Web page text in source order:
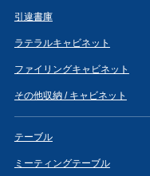
引違書庫
ラテラルキャビネット
ファイリングキャビネット
その他収納 / キャビネット
テーブル
ミーティングテーブル